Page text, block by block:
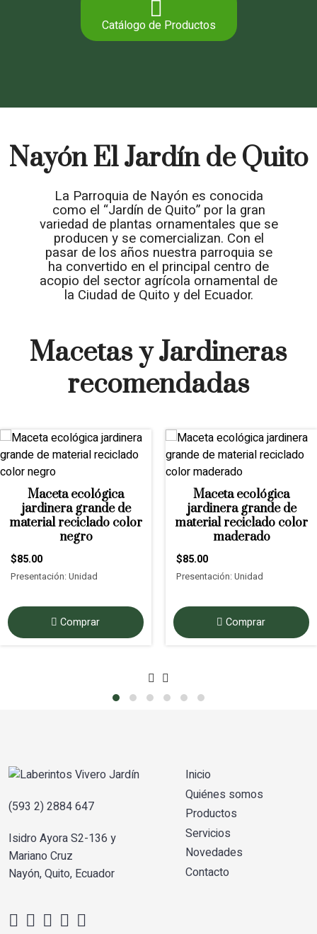
Catálogo de Productos
Nayón El Jardín de Quito
La Parroquia de Nayón es conocida
como el “Jardín de Quito” por la gran
variedad de plantas ornamentales que se
producen y se comercializan. Con el
pasar de los años nuestra parroquia se
ha convertido en el principal centro de
acopio del sector agrícola ornamental de
la Ciudad de Quito y del Ecuador.
Macetas y Jardineras
recomendadas
Maceta ecológica
jardinera grande de
material reciclado color
negro
$85.00
Presentación: Unidad
Comprar
Maceta ecológica
jardinera grande de
material reciclado color
maderado
$85.00
Presentación: Unidad
Comprar
(593 2) 2884 647
Isidro Ayora S2-136 y
Mariano Cruz
Nayón, Quito, Ecuador
Inicio
Quiénes somos
Productos
Servicios
Novedades
Contacto